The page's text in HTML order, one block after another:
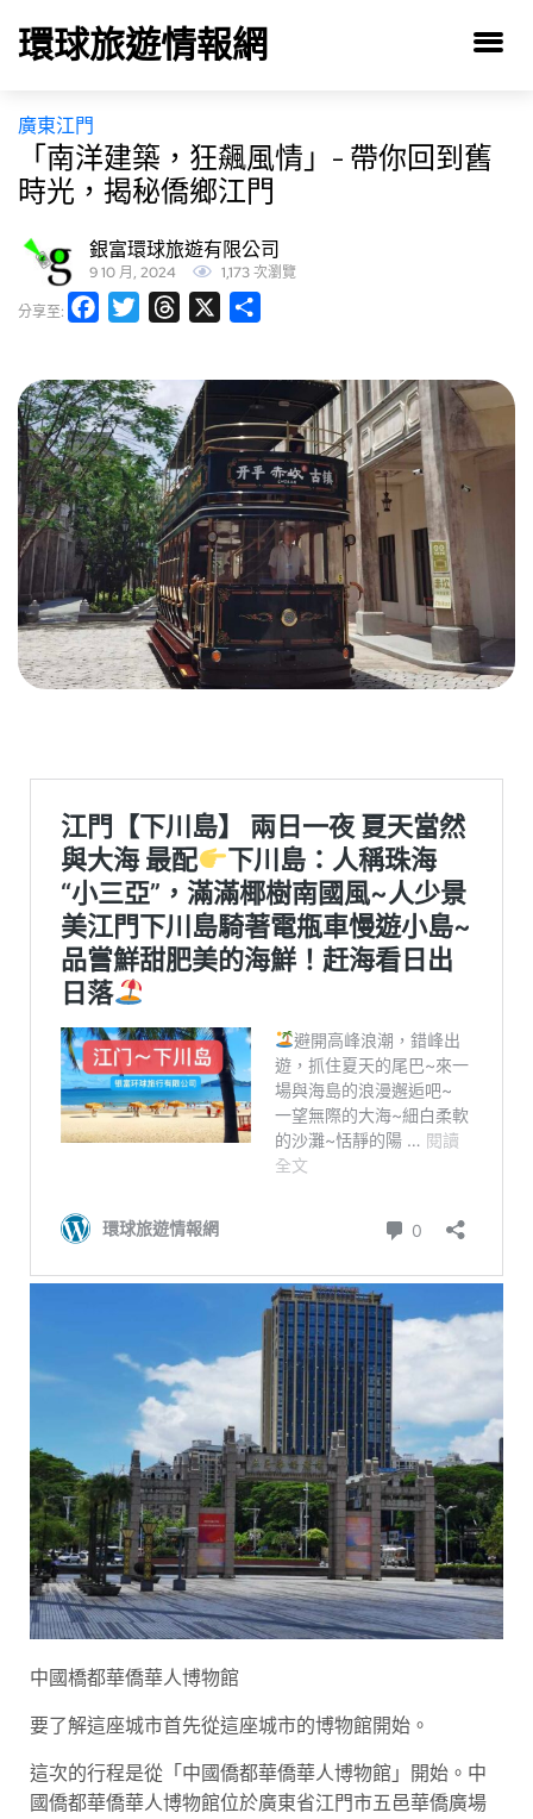
環球旅遊情報網
廣東江門
「南洋建築，狂飆風情」- 帶你回到舊
時光，揭秘僑鄉江門
銀富環球旅遊有限公司
9 10 月, 2024 1,173 次瀏覽
分享至: FacebookTwitterThreads
中國橋都華僑華人博物館
要了解這座城市首先從這座城市的博物館開始。
這次的行程是從「中國僑都華僑華人博物館」開始。中
國僑都華僑華人博物館位於廣東省江門市五邑華僑廣場